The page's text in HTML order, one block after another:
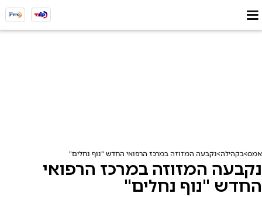
אמס בקהילה נקבעה המזוזה במרכז הרפואי החדש "נוף נחלים"
נקבעה המזוזה במרכז הרפואי
החדש "נוף נחלים"